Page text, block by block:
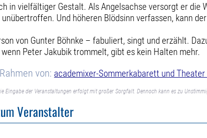
in vielfältiger Gestalt. Als Angelsachse versorgt er
Und höheren Blödsinn verfassen, kann
von Gunter Böhnke – fabuliert, singt und erzählt.
Peter Jakubik trommelt, gibt es kein Halten mehr.
von: academixer-Sommerkabarett und
Eingabe der Veranstaltungen erfolgt mit großer Sorgfalt. Dennoch kann es zu
Veranstalter